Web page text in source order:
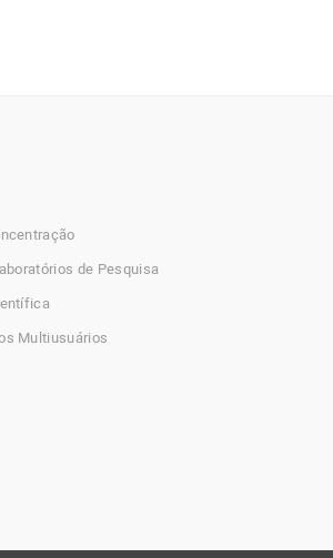
de Pesquisa
Multiusuários